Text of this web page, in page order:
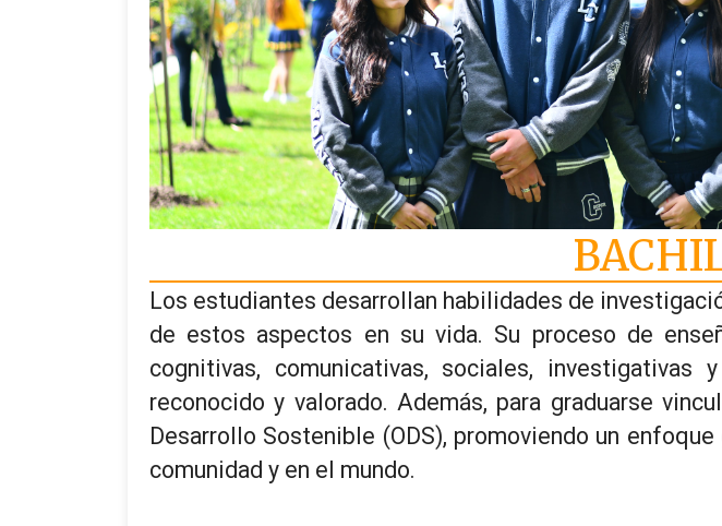
Los estudiantes desarrollan habilidades de
de estos aspectos en su vida. Su proceso de
cognitivas, comunicativas, sociales,
reconocido y valorado. Además, para graduarse
Desarrollo Sostenible (ODS), promoviendo un
comunidad y en el mundo.